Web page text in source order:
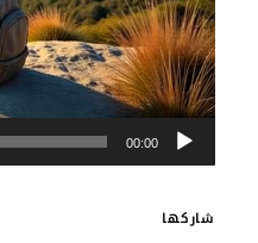
00:00
شاركها